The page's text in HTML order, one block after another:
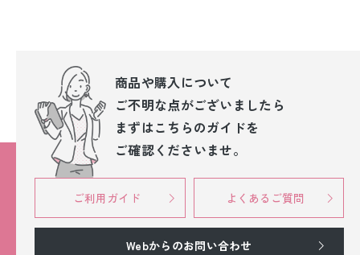
商品や購入について
ご不明な点がございましたら
まずはこちらのガイドを
ご確認くださいませ。
ご利用ガイド よくあるご質問
Webからのお問い合わせ